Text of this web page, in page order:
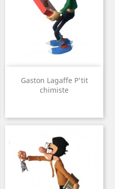
Gaston Lagaffe P'tit
chimiste